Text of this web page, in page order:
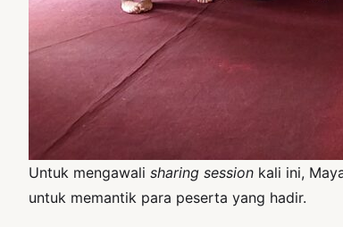
Untuk mengawali sharing session kali ini,
untuk memantik para peserta yang hadir.